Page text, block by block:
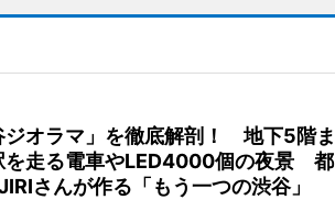
ジオラマ」を徹底解剖！ 地下5階ま
を走る電車やLED4000個の夜景 都
さんが作る「もう一つの渋谷」